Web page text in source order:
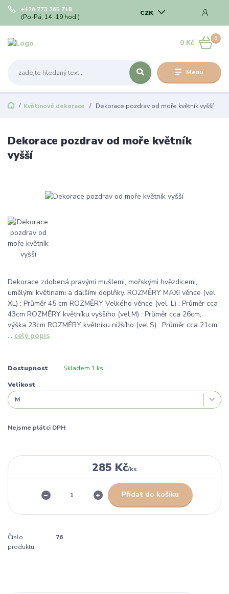
Menu
CZK
+420 773 265 718
(Po-Pá, 14 -19 hod.)
0
0 Kč
Květinové dekorace Dekorace pozdrav od moře květník vyšší
Dekorace pozdrav od moře květník
vyšší
Dekorace zdobená pravými mušlemi, mořskými hvězdicemi,
umělými květinami a dalšími doplňky. ROZMĚRY MAXI věnce (vel.
XL) : Průměr 45 cm ROZMĚRY Velkého věnce (vel. L) : Průměr cca
43cm ROZMĚRY květníku vyššího (vel.M) : Průměr cca 26cm,
výška 23cm ROZMĚRY květníku nižšího (vel.S) : Průměr cca 21cm,
... celý popis
Dostupnost Skladem 1 ks
Velikost
Nejsme plátci DPH
285 Kč/ks
Přidat do košíku
Číslo
produktu:
76